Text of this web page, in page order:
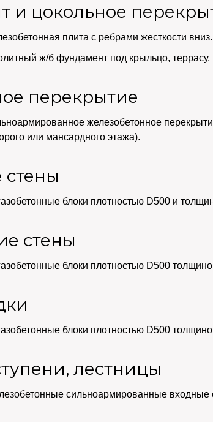
и цокольное
плита с ребрами жесткости вниз.
ж/б фундамент под крыльцо, террасу,
перекрытие
железобетонное
или мансардного этажа).
блоки плотностью D500 и
стены
блоки плотностью D500
блоки плотностью D500
лестницы
сильноармированные входные